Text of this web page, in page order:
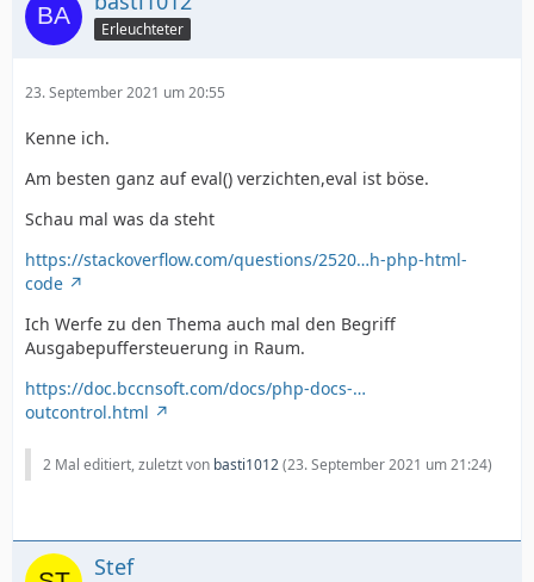
Erleuchteter
23. September 2021 um 20:55
Kenne ich.
Am besten ganz auf eval() verzichten,eval ist böse.
Schau mal was da steht
https://stackoverflow.com/questions/2520…h-php-html-
code
Ich Werfe zu den Thema auch mal den Begriff
Ausgabepuffersteuerung in Raum.
https://doc.bccnsoft.com/docs/php-docs-…
outcontrol.html
2 Mal editiert, zuletzt von basti1012(23. September 2021 um 21:24)
Stef